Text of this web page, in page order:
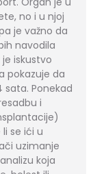
no i u njoj
je važno da
navodila
iskustvo
pokazuje da
Ponekad
i
se ići u
uzimanje
koja